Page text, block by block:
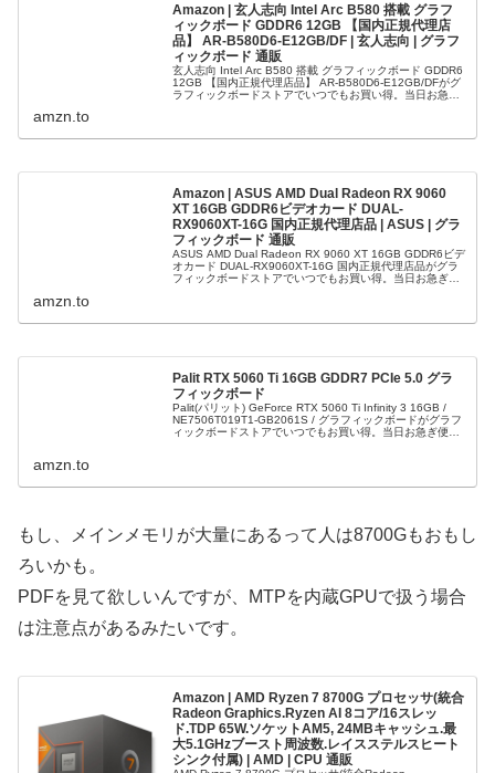
Amazon | 玄人志向 Intel Arc B580 搭載 グラフ
ィックボード GDDR6 12GB 【国内正規代理店
品】 AR-B580D6-E12GB/DF | 玄人志向 | グラフ
ィックボード 通販
玄人志向 Intel Arc B580 搭載 グラフィックボード GDDR6
12GB 【国内正規代理店品】 AR-B580D6-E12GB/DFがグ
ラフィックボードストアでいつでもお買い得。当日お急ぎ
amzn.to
Amazon | ASUS AMD Dual Radeon RX 9060
XT 16GB GDDR6ビデオカード DUAL-
RX9060XT-16G 国内正規代理店品 | ASUS | グラ
フィックボード 通販
ASUS AMD Dual Radeon RX 9060 XT 16GB GDDR6ビデ
オカード DUAL-RX9060XT-16G 国内正規代理店品がグラ
フィックボードストアでいつでもお買い得。当日お急ぎ便
amzn.to
Palit RTX 5060 Ti 16GB GDDR7 PCIe 5.0 グラ
フィックボード
Palit(パリット) GeForce RTX 5060 Ti Infinity 3 16GB /
NE7506T019T1-GB2061S / グラフィックボードがグラフ
ィックボードストアでいつでもお買い得。当日お急ぎ便対
amzn.to
もし、メインメモリが大量にあるって人は8700Gもおもし
ろいかも。
PDFを見て欲しいんですが、MTPを内蔵GPUで扱う場合
は注意点があるみたいです。
Amazon | AMD Ryzen 7 8700G プロセッサ(統合
Radeon Graphics.Ryzen AI 8コア/16スレッ
ド.TDP 65W.ソケットAM5, 24MBキャッシュ.最
大5.1GHzブースト周波数.レイスステルスヒート
シンク付属) | AMD | CPU 通販